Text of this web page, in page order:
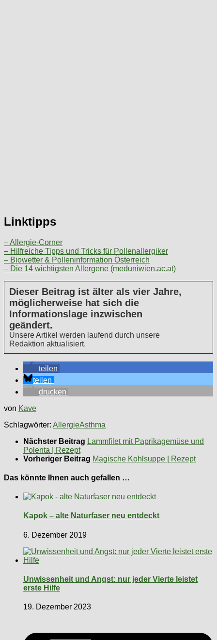
Linktipps
– Allergie-Corner
– Hilfreiche Tipps und Tricks für Pollenallergiker
– Biowetter & Polleninformation Österreich
– Die 14 wichtigsten Allergene (meduniwien.ac.at)
Dieser Beitrag ist älter als vier Jahre,
möglicherweise hat sich die
Informationslage inzwischen
geändert.
Unsere Artikel werden laufend durch unsere
Redaktion aktualisiert.
teilen
teilen
drucken
von Kave
Schlagwörter: AllergieAsthma
Nächster Beitrag Lammfilet mit Paprikagemüse und
Polenta | Rezept
Vorheriger Beitrag Magische Kohlsuppe | Rezept
Das könnte Ihnen auch gefallen …
Kapok – alte Naturfaser neu entdeckt
6. Dezember 2019
Unwissenheit und Angst: nur jeder Vierte leistet
erste Hilfe
19. Dezember 2023